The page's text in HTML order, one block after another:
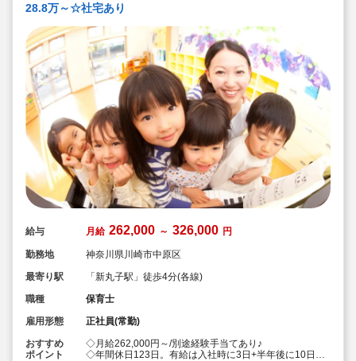
28.8万～☆社宅あり
給与 月給 262,000 ～ 326,000 円
勤務地
神奈川県川崎市中原区
最寄り駅
「新丸子駅」徒歩4分(各線)
職種
保育士
雇用形態
正社員(常勤)
おすすめ
ポイント
◇月給262,000円～/別途経験手当てあり♪
◇年間休日123日。有給は入社時に3日+半年後に10日付